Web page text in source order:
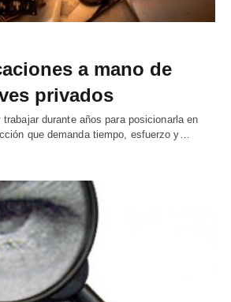
a mano de
privados
trabajar durante años para posicionarla en
que demanda tiempo, esfuerzo y…